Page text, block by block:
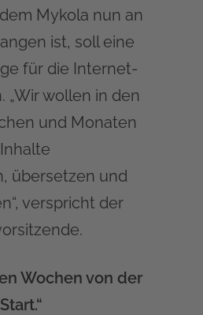
Mykola nun an
ist, soll eine
für die Internet-
„Wir wollen in den
und Monaten
übersetzen und
verspricht der
Wochen von der